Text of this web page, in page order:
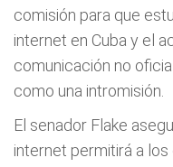
comisión para que
internet en Cuba y el
comunicación no
como una intromisión.
El senador Flake
internet permitirá a